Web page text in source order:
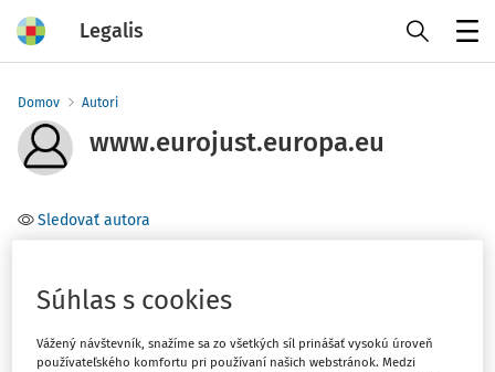
Legalis
Domov Autori
www.eurojust.europa.eu
Sledovať autora
Súhlas s cookies
Vážený návštevník, snažíme sa zo všetkých síl prinášať vysokú úroveň
používateľského komfortu pri používaní našich webstránok. Medzi